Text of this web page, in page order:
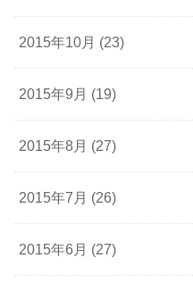
2015年10月 (23)
2015年9月 (19)
2015年8月 (27)
2015年7月 (26)
2015年6月 (27)